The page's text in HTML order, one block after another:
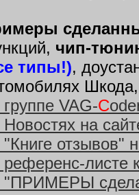
чип-
типы!),
группе VAG-C
Новостях на
"Книге отзывов"
референс-листе
"ПРИМЕРЫ